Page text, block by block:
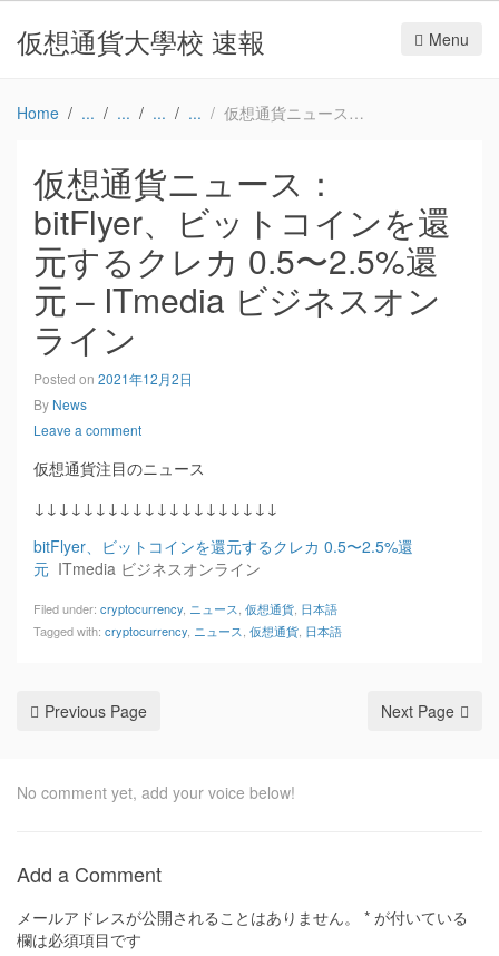
仮想通貨大學校 速報 Menu
Home 仮想通貨ニュース：bitFlyer、ビットコインを還元するクレカ 0.5〜2.5%還元 – ITmedia ビジネスオンライン
仮想通貨ニュース：
bitFlyer、ビットコインを還
元するクレカ 0.5〜2.5%還
元 – ITmedia ビジネスオン
ライン
Posted on 2021年12月2日
By News
Leave a comment
仮想通貨注目のニュース
↓↓↓↓↓↓↓↓↓↓↓↓↓↓↓↓↓↓↓↓
bitFlyer、ビットコインを還元するクレカ 0.5〜2.5%還
元 ITmedia ビジネスオンライン
Filed under: cryptocurrency ニュース 仮想通貨 日本語
Tagged with: cryptocurrency ニュース 仮想通貨 日本語
Previous Page Next Page
No comment yet, add your voice below!
Add a Comment
メールアドレスが公開されることはありません。 * が付いている
欄は必須項目です